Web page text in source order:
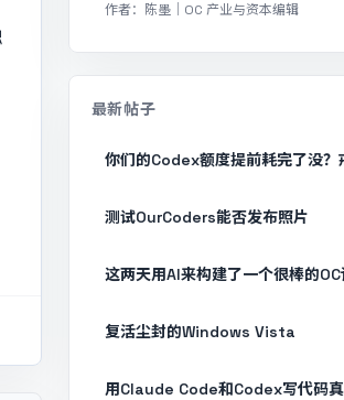
作者：陈墨｜OC 产业与资本编辑
最新帖子
你们的Codex额度提前耗完了没？
测试OurCoders能否发布照片
这两天用AI来构建了一个很棒的
复活尘封的Windows Vista
用Claude Code和Codex写代码